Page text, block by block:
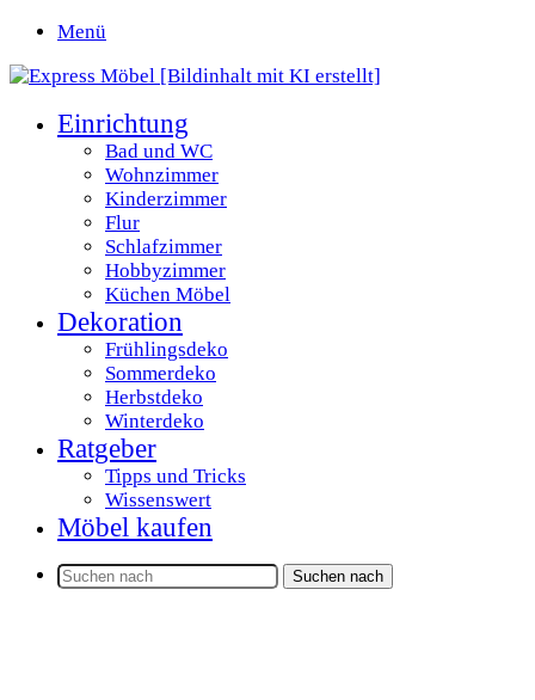
Menü
Einrichtung
Bad und WC
Wohnzimmer
Kinderzimmer
Flur
Schlafzimmer
Hobbyzimmer
Küchen Möbel
Dekoration
Frühlingsdeko
Sommerdeko
Herbstdeko
Winterdeko
Ratgeber
Tipps und Tricks
Wissenswert
Möbel kaufen
Suchen nach